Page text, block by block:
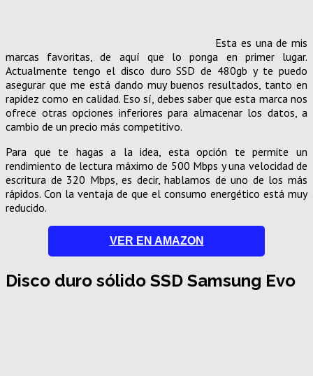
Esta es una de mis
marcas favoritas, de aquí que lo ponga en primer lugar.
Actualmente tengo el disco duro SSD de 480gb y te puedo
asegurar que me está dando muy buenos resultados, tanto en
rapidez como en calidad. Eso sí, debes saber que esta marca nos
ofrece otras opciones inferiores para almacenar los datos, a
cambio de un precio más competitivo.
Para que te hagas a la idea, esta opción te permite un
rendimiento de lectura máximo de 500 Mbps y una velocidad de
escritura de 320 Mbps, es decir, hablamos de uno de los más
rápidos. Con la ventaja de que el consumo energético está muy
reducido.
VER EN AMAZON
Disco duro sólido SSD Samsung Evo